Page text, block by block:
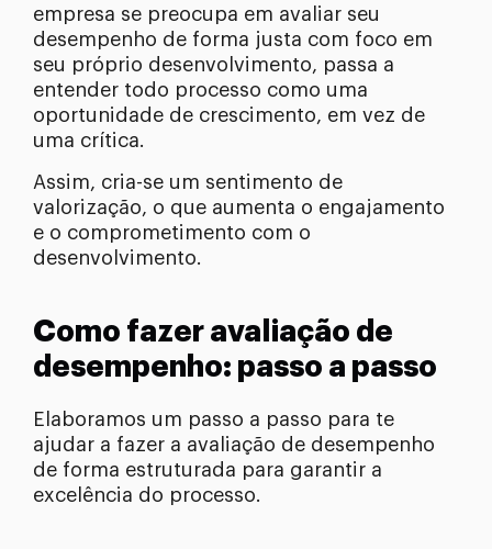
empresa se preocupa em avaliar seu
desempenho de forma justa com foco em
seu próprio desenvolvimento, passa a
entender todo processo como uma
oportunidade de crescimento, em vez de
uma crítica.
Assim, cria-se um sentimento de
valorização, o que aumenta o engajamento
e o comprometimento com o
desenvolvimento.
Como fazer avaliação de
desempenho: passo a passo
Elaboramos um passo a passo para te
ajudar a fazer a avaliação de desempenho
de forma estruturada para garantir a
excelência do processo.